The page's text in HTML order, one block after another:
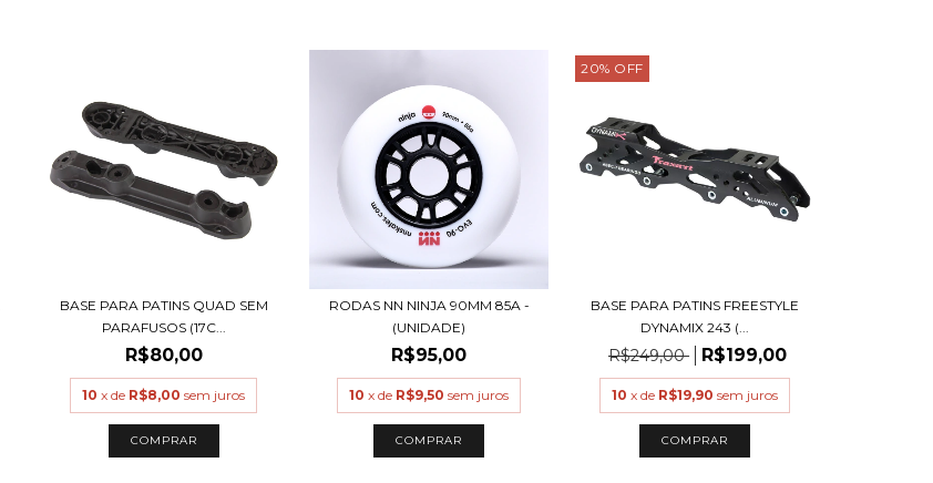
BASE PARA PATINS QUAD SEM
PARAFUSOS (17C...
R$80,00
10 x de R$8,00 sem juros
RODAS NN NINJA 90MM 85A -
(UNIDADE)
R$95,00
10 x de R$9,50 sem juros
COMPRAR
20% OFF
BASE PARA PATINS FREESTYLE
DYNAMIX 243 (...
R$249,00 R$199,00
10 x de R$19,90 sem juros